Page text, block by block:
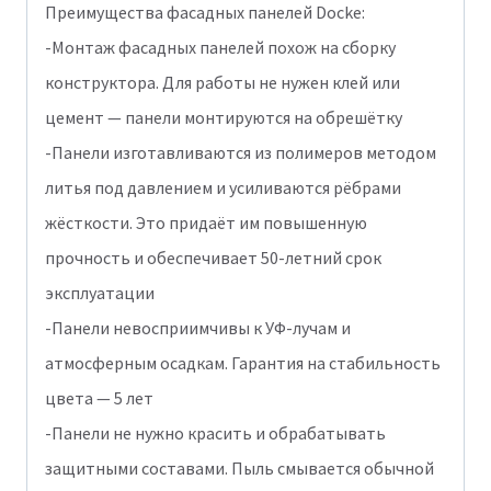
Преимущества фасадных панелей Docke:
-Монтаж фасадных панелей похож на сборку
конструктора. Для работы не нужен клей или
цемент — панели монтируются на обрешётку
-Панели изготавливаются из полимеров методом
литья под давлением и усиливаются рёбрами
жёсткости. Это придаёт им повышенную
прочность и обеспечивает 50-летний срок
эксплуатации
-Панели невосприимчивы к УФ-лучам и
атмосферным осадкам. Гарантия на стабильность
цвета — 5 лет
-Панели не нужно красить и обрабатывать
защитными составами. Пыль смывается обычной